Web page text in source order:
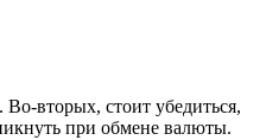
вторых, стоит убедиться,
при обмене валюты.